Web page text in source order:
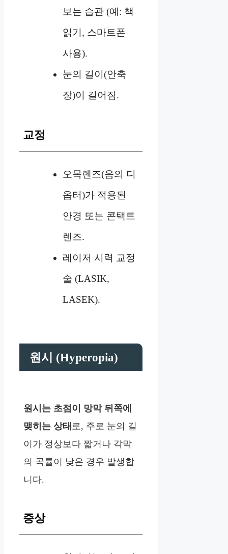
보는 습관 (예: 책
읽기, 스마트폰
사용).
눈의 길이(안축
장)이 길어짐.
교정
오목렌즈(음의 디
옵터)가 적용된
안경 또는 콘택트
렌즈.
레이저 시력 교정
술 (LASIK,
LASEK).
원시 (Hyperopia)
원시는 초점이 망막 뒤쪽에
맺히는 상태 로, 주로 눈의 길
이가 정상보다 짧거나 각막
의 곡률이 낮은 경우 발생합
니다.
증상